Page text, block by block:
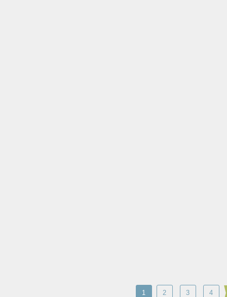
1 2 3 4